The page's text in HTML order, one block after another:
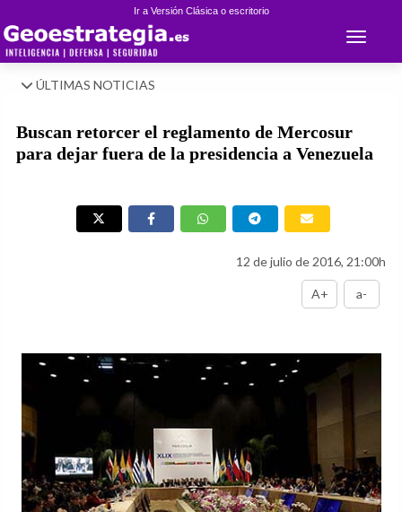
Ir a Versión Clásica o escritorio
Toggle
ÚLTIMAS NOTICIAS
Buscan retorcer el reglamento de Mercosur
para dejar fuera de la presidencia a Venezuela
12 de julio de 2016, 21:00h
A+ a-